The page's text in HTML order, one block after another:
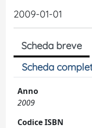
2009-01-01
Scheda breve
Scheda
Anno
2009
Codice ISBN